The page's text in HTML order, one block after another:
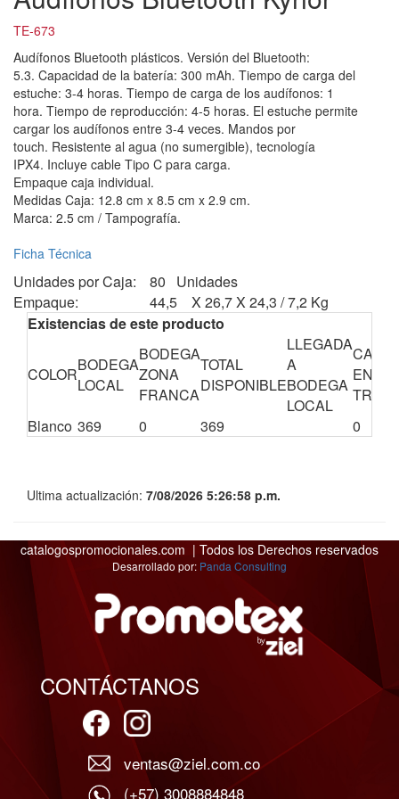
TE-673
Audífonos Bluetooth plásticos. Versión del Bluetooth:
5.3. Capacidad de la batería: 300 mAh. Tiempo de carga del
estuche: 3-4 horas. Tiempo de carga de los audífonos: 1
hora. Tiempo de reproducción: 4-5 horas. El estuche permite
cargar los audífonos entre 3-4 veces. Mandos por
touch. Resistente al agua (no sumergible), tecnología
IPX4. Incluye cable Tipo C para carga.
Empaque caja individual.
Medidas Caja: 12.8 cm x 8.5 cm x 2.9 cm.
Marca: 2.5 cm / Tampografía.
Ficha Técnica
Unidades por Caja:
80 Unidades
Empaque:
44,5 X 26,7 X 24,3 / 7,2 Kg
Existencias de este producto
COLORBODEGA
LOCAL
BODEGA
ZONA
FRANCA
TOTAL
DISPONIBLE
LLEGADA
A
BODEGA
LOCAL
EN
Blanco 369 0 369 0
Ultima actualización: 7/08/2026 5:26:58 p.m.
catalogospromocionales.com | Todos los Derechos reservados
Desarrollado por: Panda Consulting
CONTÁCTANOS
ventas@ziel.com.co
(+57) 3008884848